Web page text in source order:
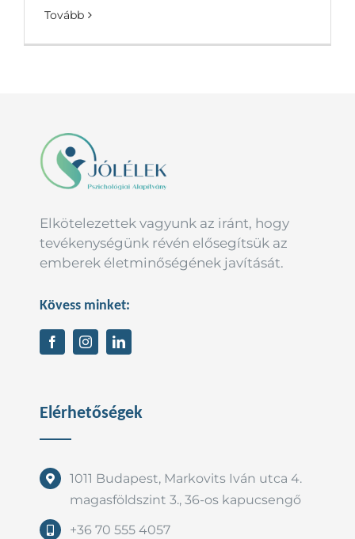
Tovább
Elkötelezettek vagyunk az iránt, hogy
tevékenységünk révén elősegítsük az
emberek életminőségének javítását.
Kövess minket:
Elérhetőségek
1011 Budapest, Markovits Iván utca 4.
magasföldszint 3., 36-os kapucsengő
+36 70 555 4057